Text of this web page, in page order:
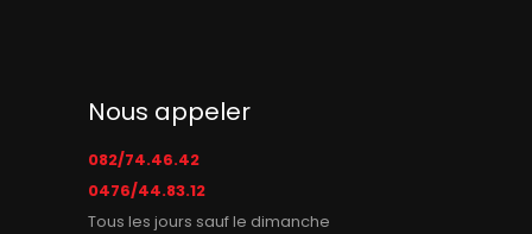
Nous appeler
082/74.46.42
0476/44.83.12
Tous les jours sauf le dimanche